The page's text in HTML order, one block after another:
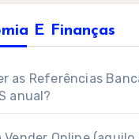
E Finanças
as Referências
anual?